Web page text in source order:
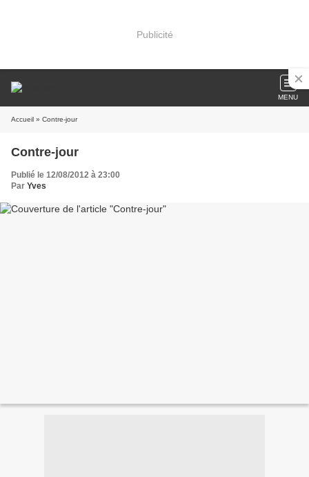
Publicité
MENU
Accueil » Contre-jour
Contre-jour
Publié le 12/08/2012 à 23:00
Par Yves